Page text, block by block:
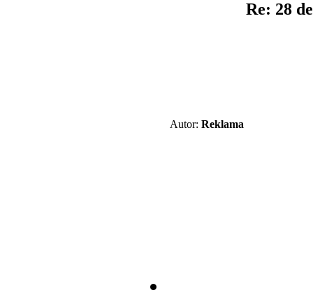
Autor: Reklama
Re: 28